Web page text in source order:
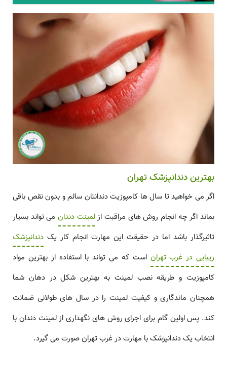
بهترین دندانپزشک تهران
اگر می خواهید تا سال ها کامپوزیت دندانتان سالم و بدون نقص باقی
بماند اگر چه انجام روش های مراقبت ازلمینت دندان می تواند بسیار
تاثیرگذار باشد اما در حقیقت این مهارت انجام کار یک دندانپزشک
زیبایی در غرب تهران است که می تواند با استفاده از بهترین مواد
کامپوزیت و طریقه نصب لمینت به بهترین شکل در دهان شما
همچنان ماندگاری و کیفیت لمینت را در سال های طولانی ضمانت
کند. پس اولین گام برای اجرای روش های نگهداری از لمینت دندان با
انتخاب یک دندانپزشک با مهارت در غرب تهران صورت می گیرد.